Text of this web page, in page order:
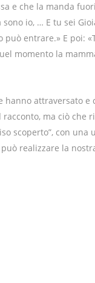
e che la manda
sono io, … E tu sei
entrare.» E poi:
momento la
hanno attraversato
ma ciò che
scoperto”, con
realizzare la